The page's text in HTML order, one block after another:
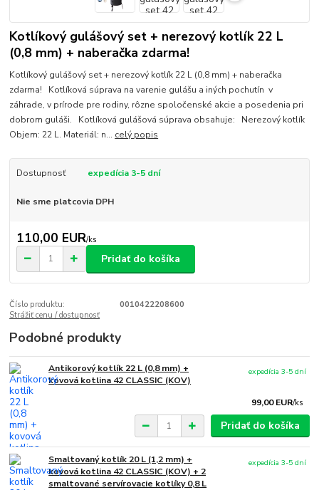
Kotlíkový gulášový set + nerezový kotlík 22 L
(0,8 mm) + naberačka zdarma!
Kotlíkový gulášový set + nerezový kotlík 22 L (0,8 mm) + naberačka
zdarma! Kotlíková súprava na varenie gulášu a iných pochutín v
záhrade, v prírode pre rodiny, rôzne spoločenské akcie a posedenia pri
dobrom guláši. Kotlíková gulášová súprava obsahuje: Nerezový kotlík
Objem: 22 L. Materiál: n... celý popis
Dostupnosť expedícia 3-5 dní
Nie sme platcovia DPH
110,00 EUR/ks
Pridať do košíka
Číslo produktu:
0010422208600
Strážiť cenu / dostupnosť
Podobné produkty
Antikorový kotlík 22 L (0,8 mm) +
kovová kotlina 42 CLASSIC (KOV)
99,00 EUR/ks
expedícia 3-5 dní
Pridať do košíka
Smaltovaný kotlík 20 L (1,2 mm) +
kovová kotlina 42 CLASSIC (KOV) + 2
smaltované servírovacie kotlíky 0,8 L
expedícia 3-5 dní